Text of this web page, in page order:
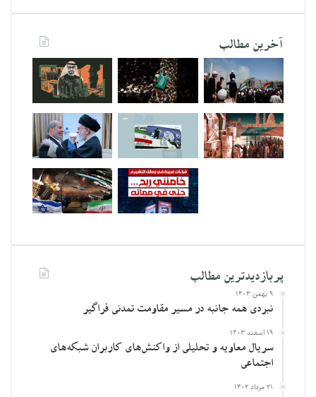
آخرین مطالب
پربازدیدترین مطالب
۹ بهمن ۱۴۰۳
نبردی همه جانبه در مسیر مقاومت تمدنی فراگیر
۱۹ اسفند ۱۴۰۳
سریال معاویه و تحلیلی از واکنش‌های کاربران شبکه‌های
اجتماعی
۲۱ مرداد ۱۴۰۲